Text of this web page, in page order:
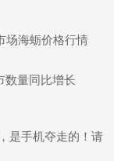
场海蛎价格行情
数量同比增长
是手机夺走的！请